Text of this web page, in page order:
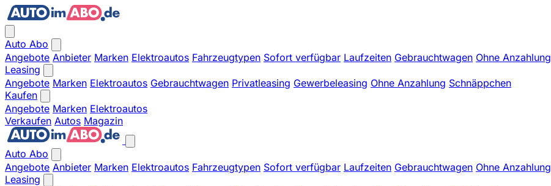
Auto Abo
Angebote Anbieter Marken Elektroautos Fahrzeugtypen Sofort verfügbar Laufzeiten Gebrauchtwagen Ohne Anzahlung
Leasing
Angebote Marken Elektroautos Gebrauchtwagen Privatleasing Gewerbeleasing Ohne Anzahlung Schnäppchen
Kaufen
Angebote Marken Elektroautos
Verkaufen Autos Magazin
Auto Abo
Angebote Anbieter Marken Elektroautos Fahrzeugtypen Sofort verfügbar Laufzeiten Gebrauchtwagen Ohne Anzahlung
Leasing